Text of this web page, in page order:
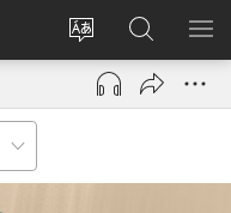
更
改
網
言
登
入
（開
窗）
搜
尋
JW.ORG
顯